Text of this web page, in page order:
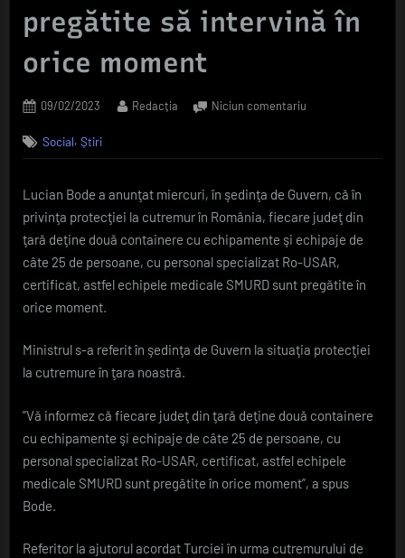
pregătite să intervină în
orice moment
Posted
09/02/2023 By
Redacția Niciun comentariu
protecţia
cutremur:
fiecare
județ
deţine
containere
şi
de
persoane,
pregătite
Social, Știri
Lucian Bode a anunţat miercuri, în şedinţa de Guvern, că în
privinţa protecţiei la cutremur în România, fiecare judeţ din
ţară deţine două containere cu echipamente şi echipaje de
câte 25 de persoane, cu personal specializat Ro-USAR,
certificat, astfel echipele medicale SMURD sunt pregătite în
orice moment.
Ministrul s-a referit în şedinţa de Guvern la situaţia protecţiei
la cutremure în ţara noastră.
”Vă informez că fiecare judeţ din ţară deţine două containere
cu echipamente şi echipaje de câte 25 de persoane, cu
personal specializat Ro-USAR, certificat, astfel echipele
medicale SMURD sunt pregătite în orice moment”, a spus
Bode.
Referitor la ajutorul acordat Turciei în urma cutremurului de